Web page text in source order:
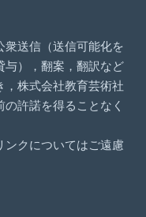
衆送信（送信可能化を
与），翻案，翻訳など
，株式会社教育芸術社
許諾を得ることなく
ンクについてはご遠慮